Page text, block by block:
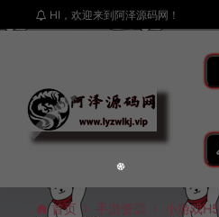
HI，欢迎来到阿泽源码网！
首页 手游资源 小游戏H5